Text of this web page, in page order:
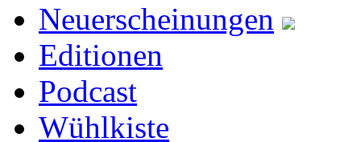
Neuerscheinungen
Editionen
Podcast
Wühlkiste